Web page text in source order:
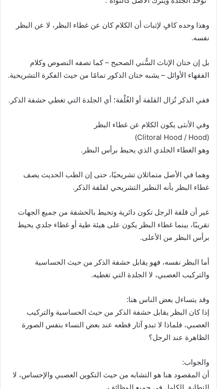
وهذا وحده كافٍ لإثبات أن الكلام كان عن غطاء البظر، لا عن البظر
نفسه.
بل إن ختان الإناث السُّني الصحيح – كما تصفه النصوص وكلام
الفقهاء الأوائل – يشبه ختان الذكور تمامًا من حيث الفكرة التشريحية.
ففي الذكر تُزال القلفة أو الغُلْفة؛ أي الجلدة التي تغطي حشفة الذكر.
وفي الأنثى يكون الكلام عن غطاء البظر
(Clitoral Hood / Hood)
وهو الغطاء الجلدي الذي يحيط برأس البظر.
وهما في الأصل متماثلان تشريحيًا، حتى إن الطب الحديث يصف
غطاء البظر بأنه النظير التشريحي لقلفة الذكر.
غير أن قلفة الرجل تكون دائرية وتحيط بالحشفة من جميع الجهات
تقريبًا، بينما غطاء البظر يكون على هيئة طية أو غطاء جلدي يحيط
برأس البظر من الأعلى.
أما البظر نفسه، فهو يقابل حشفة الذكر من حيث الحساسية
والتركيب العصبي، لا الجلدة التي تغطيه.
وقد يتساءل بعض الناس هنا:
إذا كان البظر يقابل حشفة الذكر من حيث الحساسية والتركيب
العصبي، فلماذا لا تبدو آثار قطعه عند بعض النساء بنفس الصورة
الظاهرة عند الرجل؟
والجواب:
أن المقصود هنا هو التشابه من حيث التكوين العصبي والإحساس، لا